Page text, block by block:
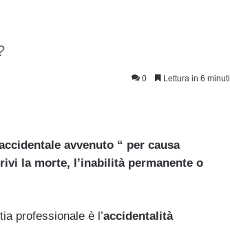
0 Lettura in 6 minuti
avvenuto “ per causa
la morte, l’inabilità permanente o
professionale è l’accidentalità